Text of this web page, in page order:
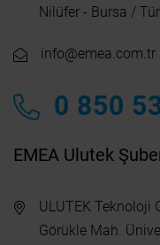
Nilüfer - Bursa /
info@emea.com.tr
0 850
EMEA Ulutek
ULUTEK Teknoloji
Görükle Mah.